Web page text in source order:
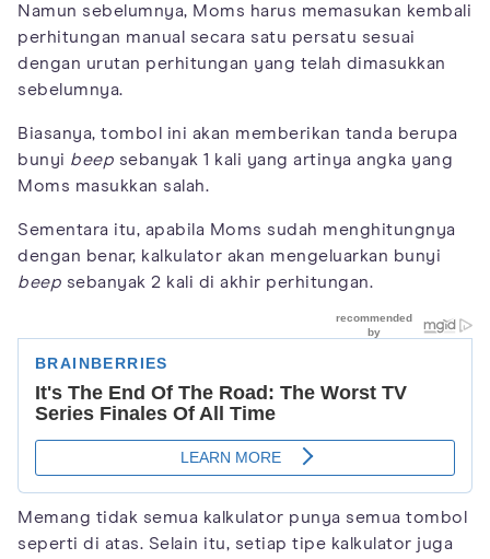
Namun sebelumnya, Moms harus memasukan kembali
perhitungan manual secara satu persatu sesuai
dengan urutan perhitungan yang telah dimasukkan
sebelumnya.
Biasanya, tombol ini akan memberikan tanda berupa
bunyi beep sebanyak 1 kali yang artinya angka yang
Moms masukkan salah.
Sementara itu, apabila Moms sudah menghitungnya
dengan benar, kalkulator akan mengeluarkan bunyi
beep sebanyak 2 kali di akhir perhitungan.
Memang tidak semua kalkulator punya semua tombol
seperti di atas. Selain itu, setiap tipe kalkulator juga